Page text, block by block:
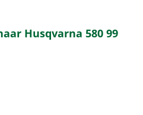
Husqvarna 580 99